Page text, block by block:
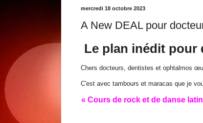
mercredi 18 octobre 2023
A New DEAL pour
Le plan inédit pour
Chers docteurs, dentistes et ophtalmos
C'est avec tambours et maracas que je
« Cours de rock et de danse